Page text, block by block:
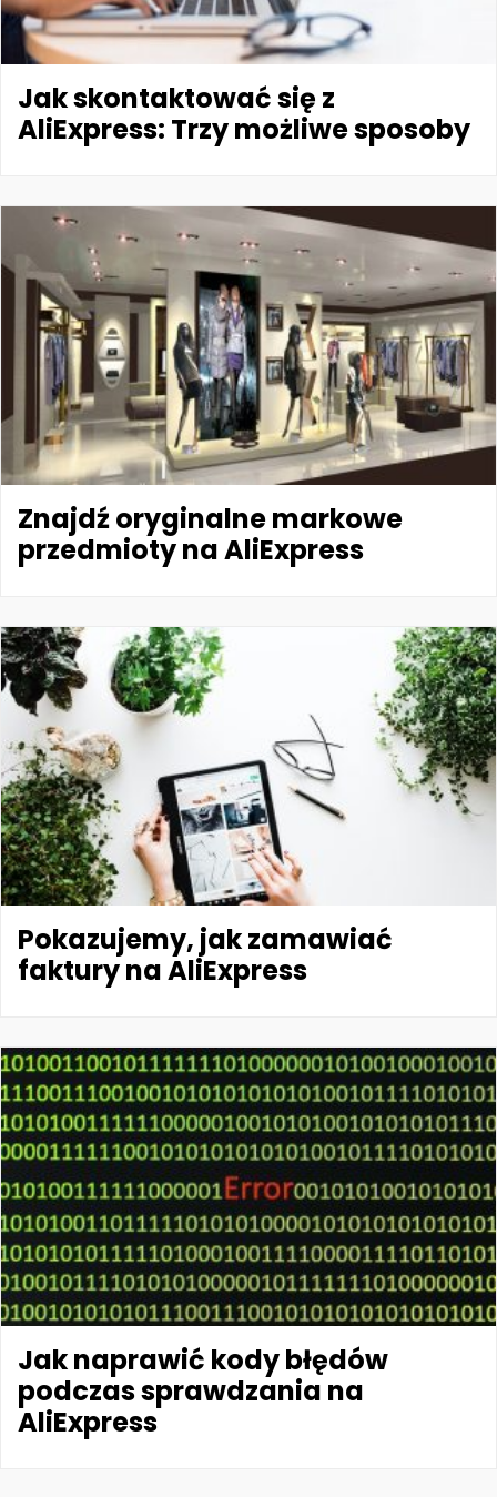
Jak skontaktować się z
AliExpress: Trzy możliwe sposoby
Znajdź oryginalne markowe
przedmioty na AliExpress
Pokazujemy, jak zamawiać
faktury na AliExpress
Jak naprawić kody błędów
podczas sprawdzania na
AliExpress